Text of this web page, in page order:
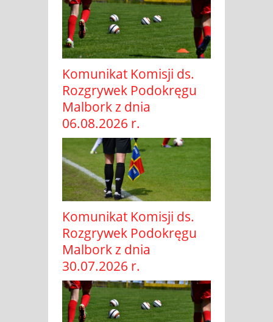
Komunikat Komisji ds.
Rozgrywek Podokręgu
Malbork z dnia
06.08.2026 r.
Komunikat Komisji ds.
Rozgrywek Podokręgu
Malbork z dnia
30.07.2026 r.